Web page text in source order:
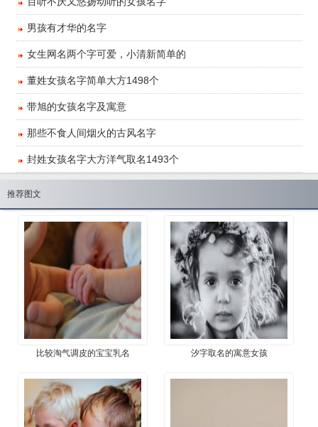
​男孩有才华的名字
​女生网名两个字可爱，小清新简单的
董姓女孩名字简单大方1498个
​带旭的女孩名字及寓意
​那些不食人间烟火的古风名字
封姓女孩名字大方洋气取名1493个
推荐图文
​比较淘气调皮的宝宝乳名 ​汐字取名的寓意女孩